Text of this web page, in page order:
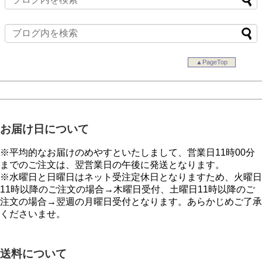
▲PageTop
お届け日について
※平均的なお届けのめやすといたしまして、営業日11時00分
までのご注文は、翌営業日の午後に発送となります。
※水曜日と日曜日はネット受注定休日となりますため、火曜日
11時以降のご注文の場合→木曜日受付、土曜日11時以降のご
注文の場合→翌週の月曜日受付となります。あらかじめご了承
くださいませ。
送料について